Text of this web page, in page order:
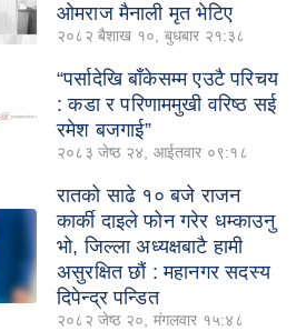
ओमराज मैनाली मृत भेटिए
२०८२ बैशाख १०, बुधबार २१:३८
“पर्सादेखि बाँकेसम्म एउटै परिचय
: कडा र परिणाममुखी वरिष्ठ सई
रमेश बजगाई”
२०८३ जेष्ठ २४, आईतवार ०९:१८
रातको साढे १० बजे राजन
कार्की दाइले फोन गरेर धम्काउनु
भो, जिल्ला अध्यक्षबाटै हामी
असुरक्षित छौं : महानगर सदस्य
दिपेन्द्र पन्डित
२०८२ जेष्ठ २०, मंगलवार १५:४८